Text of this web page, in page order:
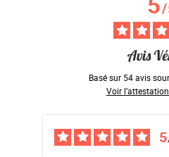
/
Basé sur 54avis
Voir
5